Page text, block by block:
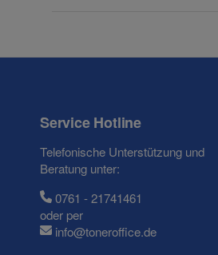
Frage zum Artikel
Service Hotline
Telefonische Unterstützung und
Beratung unter:
0761 - 21741461
oder per
info@toneroffice.de